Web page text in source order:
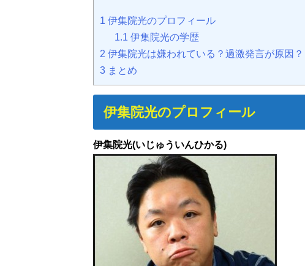
1 伊集院光のプロフィール
1.1 伊集院光の学歴
2 伊集院光は嫌われている？過激発言が原因？
3 まとめ
伊集院光のプロフィール
伊集院光(いじゅういんひかる)